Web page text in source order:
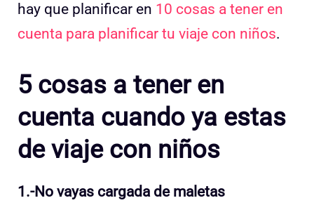
hay que planificar en 10 cosas a tener en
cuenta para planificar tu viaje con niños.
5 cosas a tener en
cuenta cuando ya estas
de viaje con niños
1.-No vayas cargada de maletas